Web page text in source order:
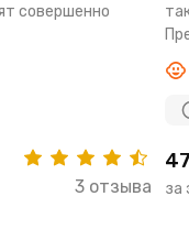
совершенно
3 отзыва за